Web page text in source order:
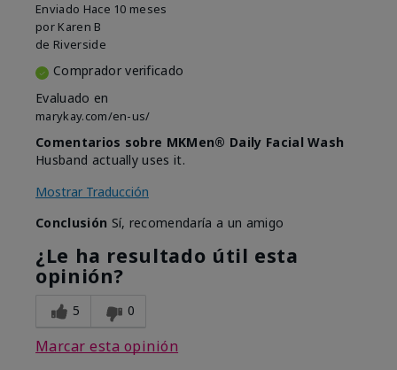
Enviado Hace 10 meses
por Karen B
de Riverside
Comprador verificado
Evaluado en
marykay.com/en-us/
Comentarios sobre MKMen® Daily Facial Wash
Husband actually uses it.
Mostrar Traducción
Conclusión Sí, recomendaría a un amigo
¿Le ha resultado útil esta
opinión?
5 0
Marcar esta opinión